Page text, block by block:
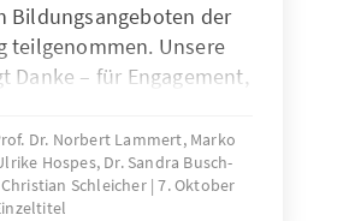
Bildungsangeboten der
teilgenommen. Unsere
– für Engagement,
Formate und
unsere Demokratie
Dr. Norbert Lammert, Marko
Hospes, Dr. Sandra Busch-
Schleicher 7. Oktober